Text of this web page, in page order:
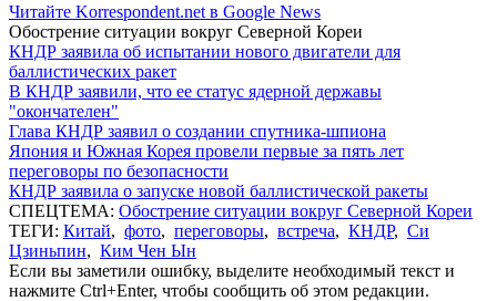
Читайте Korrespondent.net в Google News
Обострение ситуации вокруг Северной Кореи
КНДР заявила об испытании нового двигатели для
баллистических ракет
В КНДР заявили, что ее статус ядерной державы
"окончателен"
Глава КНДР заявил о создании спутника-шпиона
Япония и Южная Корея провели первые за пять лет
переговоры по безопасности
КНДР заявила о запуске новой баллистической ракеты
СПЕЦТЕМА: Обострение ситуации вокруг Северной Кореи
ТЕГИ: Китай, фото, переговоры, встреча, КНДР, Си
Цзиньпин, Ким Чен Ын
Если вы заметили ошибку, выделите необходимый текст и
нажмите Ctrl+Enter, чтобы сообщить об этом редакции.